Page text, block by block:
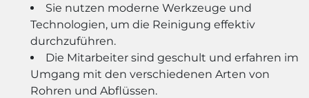
Sie nutzen moderne Werkzeuge und
Technologien, um die Reinigung effektiv
durchzuführen.
Die Mitarbeiter sind geschult und erfahren im
Umgang mit den verschiedenen Arten von
Rohren und Abflüssen.